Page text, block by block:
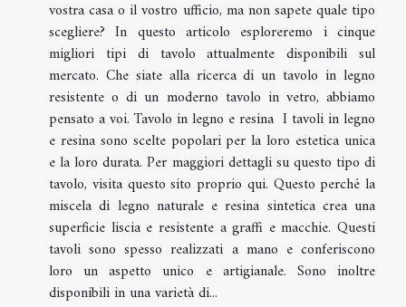
vostra casa o il vostro ufficio, ma non sapete quale tipo
scegliere? In questo articolo esploreremo i cinque
migliori tipi di tavolo attualmente disponibili sul
mercato. Che siate alla ricerca di un tavolo in legno
resistente o di un moderno tavolo in vetro, abbiamo
pensato a voi. Tavolo in legno e resina I tavoli in legno
e resina sono scelte popolari per la loro estetica unica
e la loro durata. Per maggiori dettagli su questo tipo di
tavolo, visita questo sito proprio qui. Questo perché la
miscela di legno naturale e resina sintetica crea una
superficie liscia e resistente a graffi e macchie. Questi
tavoli sono spesso realizzati a mano e conferiscono
loro un aspetto unico e artigianale. Sono inoltre
disponibili in una varietà di...